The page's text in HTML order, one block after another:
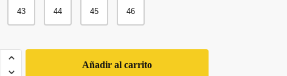
43 44 45 46
Añadir al carrito